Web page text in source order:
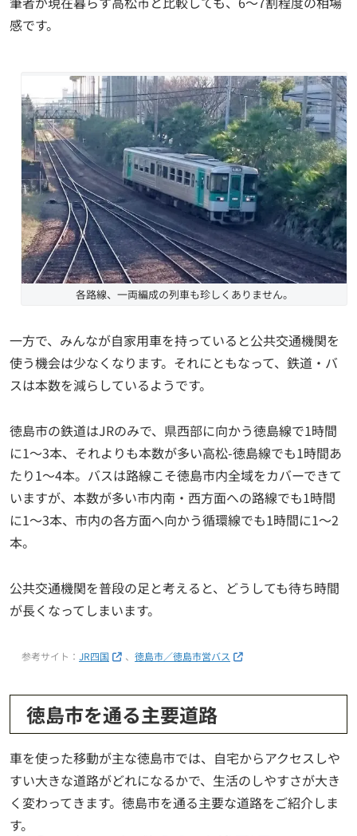
感です。
各路線、一両編成の列車も珍しくありません。
一方で、みんなが自家用車を持っていると公共交通機関を
使う機会は少なくなります。それにともなって、鉄道・バ
スは本数を減らしているようです。
徳島市の鉄道はJRのみで、県西部に向かう徳島線で1時間
に1～3本、それよりも本数が多い高松-徳島線でも1時間あ
たり1～4本。バスは路線こそ徳島市内全域をカバーできて
いますが、本数が多い市内南・西方面への路線でも1時間
に1～3本、市内の各方面へ向かう循環線でも1時間に1～2
本。
公共交通機関を普段の足と考えると、どうしても待ち時間
が長くなってしまいます。
参考サイト： JR四国 、 徳島市／徳島市営バス
徳島市を通る主要道路
車を使った移動が主な徳島市では、自宅からアクセスしや
すい大きな道路がどれになるかで、生活のしやすさが大き
く変わってきます。徳島市を通る主要な道路をご紹介しま
す。